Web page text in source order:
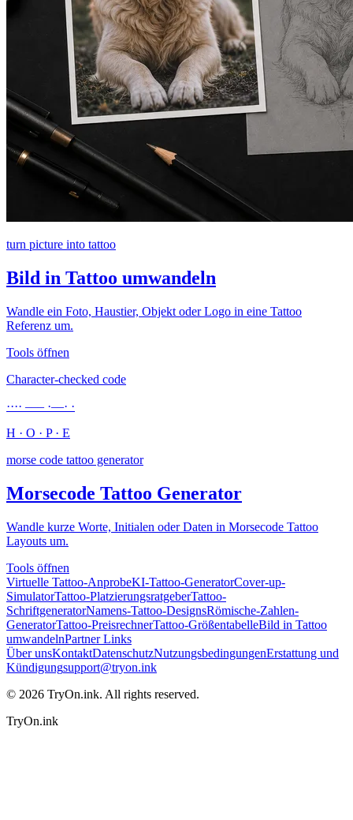
turn picture into tattoo
Bild in Tattoo umwandeln
Wandle ein Foto, Haustier, Objekt oder Logo in eine Tattoo
Referenz um.
Tools öffnen
Character-checked code
···· ––– ·––· ·
H · O · P · E
morse code tattoo generator
Morsecode Tattoo Generator
Wandle kurze Worte, Initialen oder Daten in Morsecode Tattoo
Layouts um.
Tools öffnen
Virtuelle Tattoo-AnprobeKI-Tattoo-GeneratorCover-up-
SimulatorTattoo-PlatzierungsratgeberTattoo-
SchriftgeneratorNamens-Tattoo-DesignsRömische-Zahlen-
GeneratorTattoo-PreisrechnerTattoo-GrößentabelleBild in Tattoo
umwandelnPartner Links
Über unsKontaktDatenschutzNutzungsbedingungenErstattung und
Kündigungsupport@tryon.ink
© 2026 TryOn.ink. All rights reserved.
TryOn.ink